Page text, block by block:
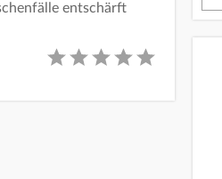
entschärft